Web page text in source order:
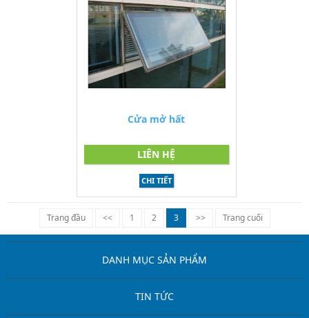
Cửa mở hất
LIÊN HỆ
CHI TIẾT
Trang đầu << 1 2 3 >> Trang cuối
DANH MỤC SẢN PHẨM
TIN TỨC